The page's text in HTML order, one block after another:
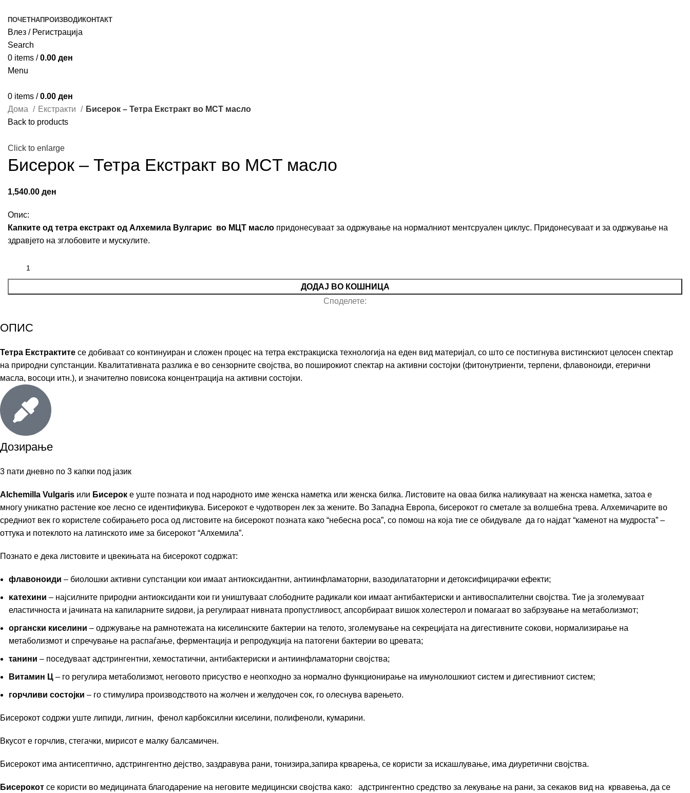
ПОЧЕТНАПРОИЗВОДИ КОНТАКТ
Влез / Регистрација
Search
0 items / 0.00 ден
Menu
0 items / 0.00 ден
Дома
Екстракти
Бисерок – Тетра Екстракт во MCT масло
Back to products
Click to enlarge
Бисерок – Тетра Екстракт во MCT масло
1,540.00 ден
Опис:
Капките од тетра екстракт од Алхемила Вулгарис во МЦТ масло придонесуваат за одржување на нормалниот ментсруален циклус. Придонесуваат и за одржување на
здравјето на зглобовите и мускулите.
ДОДАЈ ВО КОШНИЦА
Споделете:
ОПИС
Тетра Екстрактите се добиваат со континуиран и сложен процес на тетра екстракциска технологија на еден вид материјал, со што се постигнува вистинскиот целосен спектар
на природни супстанции. Квалитативната разлика е во сензорните својства, во поширокиот спектар на активни состојки (фитонутриенти, терпени, флавоноиди, етерични
масла, восоци итн.), и значително повисока концентрација на активни состојки.
Дозирање
3 пати дневно по 3 капки под јазик
Alchemilla Vulgaris или Бисероке уште позната и под народното име женска наметка или женска билка. Листовите на оваа билка наликуваат на женска наметка, затоа е
многу уникатно растение кое лесно се идентификува. Бисерокот е чудотворен лек за жените. Во Западна Европа, бисерокот го сметале за волшебна трева. Алхемичарите во
средниот век го користеле собирањето роса од листовите на бисерокот позната како “небесна роса”, со помош на која тие се обидувале да го најдат “каменот на мудроста” –
оттука и потеклото на латинското име за бисерокот “Алхемила”.
Познато е дека листовите и цвекињата на бисерокот содржат:
флавоноиди – биолошки активни супстанции кои имаат антиоксидантни, антиинфламаторни, вазодилататорни и детоксифицирачки ефекти;
κатехини– најсилните природни антиоксиданти кои ги уништуваат слободните радикали кои имаат антибактериски и антивоспалителни својства. Тие ја зголемуваат
еластичноста и јачината на капиларните ѕидови, ја регулираат нивната пропустливост, апсорбираат вишок холестерол и помагаат во забрзување на метаболизмот;
органски киселини – одржување на рамнотежата на киселинските бактерии на телото, зголемување на секрецијата на дигестивните сокови, нормализирање на
метаболизмот и спречување на распаѓање, ферментација и репродукција на патогени бактерии во цревата;
τанини – поседуваат адстрингентни, хемостатични, антибактериски и антиинфламаторни својства;
Витамин Ц – го регулира метаболизмот, неговото присуство е неопходно за нормално функционирање на имунолошкиот систем и дигестивниот систем;
горчливи состојки – го стимулира производството на жолчен и желудочен сок, го олеснува варењето.
Бисерокот содржи уште липиди, лигнин, фенол карбоксилни киселини, полифеноли, кумарини.
Вкусот е горчлив, стегачки, мирисот е малку балсамичен.
Бисерокот има антисептично, адстрингентно дејство, заздравува рани, тонизира,запира крварења, се користи за искашлување, има диуретични својства.
Бисерокотсе користи во медицината благодарение на неговите медицински својства како: адстрингентно средство за лекување на рани, за секаков вид на крвавења, да се